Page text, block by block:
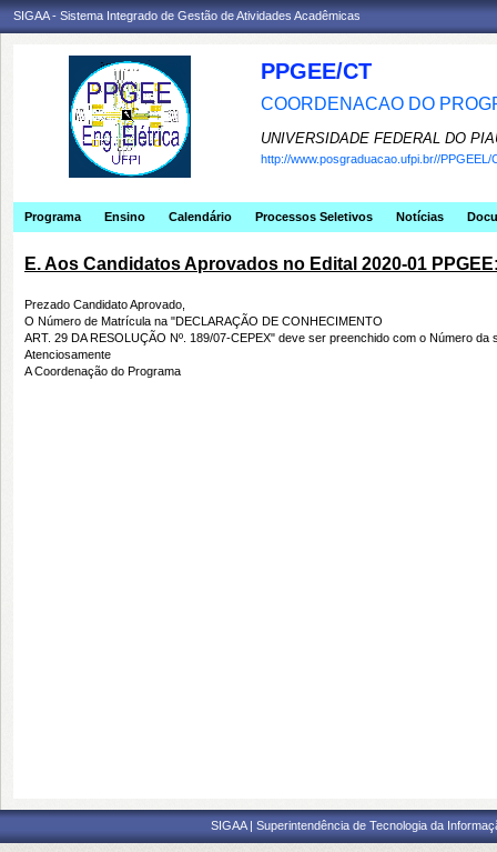
SIGAA - Sistema Integrado de Gestão de Atividades Acadêmicas
PPGEE/CT
COORDENACAO DO
UNIVERSIDADE FEDERAL DO
http://www.posgraduacao.ufpi.br//PPGEEL/
Programa Ensino Calendário Processos Seletivos Notícias
E. Aos Candidatos Aprovados no Edital 2020-01
Prezado Candidato Aprovado,
O Número de Matrícula na "DECLARAÇÃO DE CONHECIMENTO
ART. 29 DA RESOLUÇÃO Nº. 189/07-CEPEX" deve ser preenchido com o Número da
Atenciosamente
A Coordenação do Programa
SIGAA | Superintendência de Tecnologia da